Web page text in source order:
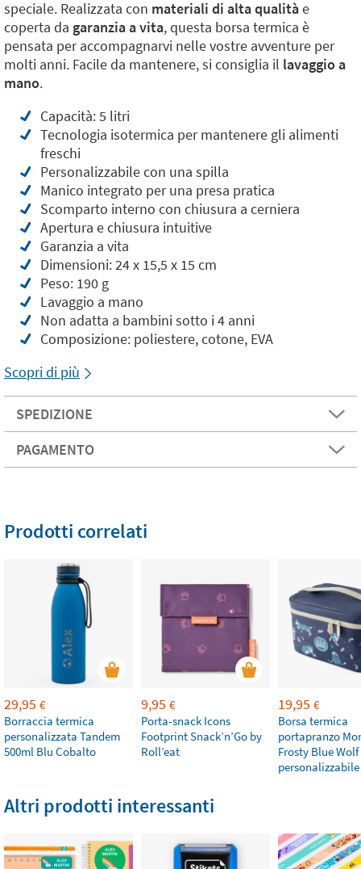
speciale. Realizzata con materiali di alta qualitàe
coperta da garanzia a vita, questa borsa termica è
pensata per accompagnarvi nelle vostre avventure per
molti anni. Facile da mantenere, si consiglia il lavaggio a
mano.
Capacità: 5 litri
Tecnologia isotermica per mantenere gli alimenti
freschi
Personalizzabile con una spilla
Manico integrato per una presa pratica
Scomparto interno con chiusura a cerniera
Apertura e chiusura intuitive
Garanzia a vita
Dimensioni: 24 x 15,5 x 15 cm
Peso: 190 g
Lavaggio a mano
Non adatta a bambini sotto i 4 anni
Composizione: poliestere, cotone, EVA
Scopri di più
SPEDIZIONE
PAGAMENTO
Prodotti correlati
29,95 €
Borraccia termica
personalizzata Tandem
500ml Blu Cobalto
9,95 €
Porta-snack Icons
Footprint Snack’n’Go by
Roll’eat
19,95 €
Borsa termica
portapranzo
Frosty Blue Wolf
personalizzabile
Altri prodotti interessanti